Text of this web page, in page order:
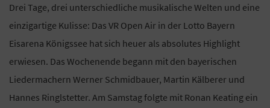
Drei Tage, drei unterschiedliche musikalische Welten und eine
einzigartige Kulisse: Das VR Open Air in der Lotto Bayern
Eisarena Königssee hat sich heuer als absolutes Highlight
erwiesen. Das Wochenende begann mit den bayerischen
Liedermachern Werner Schmidbauer, Martin Kälberer und
Hannes Ringlstetter. Am Samstag folgte mit Ronan Keating ein